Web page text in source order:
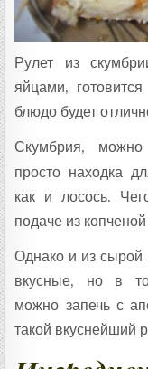
Рулет из
яйцами,
блюдо будет
Скумбрия,
просто находка
как и лосось.
подаче из
Однако и из сырой
вкусные, но в
можно запечь с
такой вкуснейший